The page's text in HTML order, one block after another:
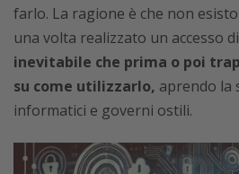
farlo. La ragione è che non
una volta realizzato un accesso
inevitabile che prima o poi
su come utilizzarlo, aprendo la
informatici e governi ostili.